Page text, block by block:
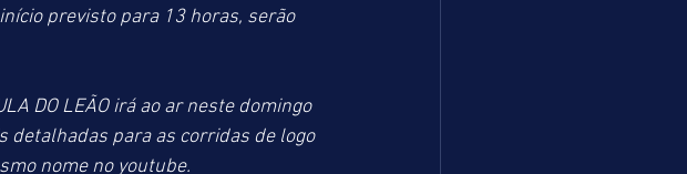
previsto para 13 horas, serão
DO LEÃO irá ao ar neste domingo
detalhadas para as corridas de logo
nome no youtube.